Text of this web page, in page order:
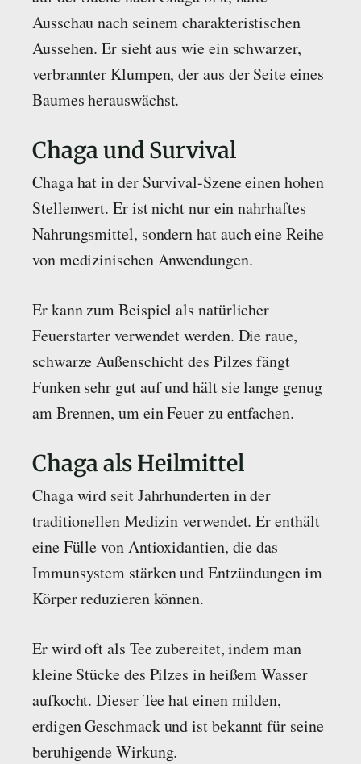
Ausschau nach seinem charakteristischen
Aussehen. Er sieht aus wie ein schwarzer,
verbrannter Klumpen, der aus der Seite eines
Baumes herauswächst.
Chaga und Survival
Chaga hat in der Survival-Szene einen hohen
Stellenwert. Er ist nicht nur ein nahrhaftes
Nahrungsmittel, sondern hat auch eine Reihe
von medizinischen Anwendungen.
Er kann zum Beispiel als natürlicher
Feuerstarter verwendet werden. Die raue,
schwarze Außenschicht des Pilzes fängt
Funken sehr gut auf und hält sie lange genug
am Brennen, um ein Feuer zu entfachen.
Chaga als Heilmittel
Chaga wird seit Jahrhunderten in der
traditionellen Medizin verwendet. Er enthält
eine Fülle von Antioxidantien, die das
Immunsystem stärken und Entzündungen im
Körper reduzieren können.
Er wird oft als Tee zubereitet, indem man
kleine Stücke des Pilzes in heißem Wasser
aufkocht. Dieser Tee hat einen milden,
erdigen Geschmack und ist bekannt für seine
beruhigende Wirkung.